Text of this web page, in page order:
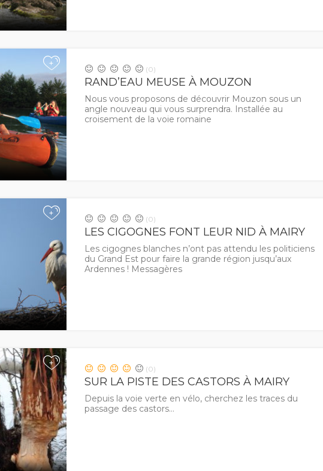
+
(0)
RAND’EAU MEUSE À MOUZON
Nous vous proposons de découvrir Mouzon sous un
angle nouveau qui vous surprendra. Installée au
croisement de la voie romaine
+
(0)
LES CIGOGNES FONT LEUR NID À MAIRY
Les cigognes blanches n’ont pas attendu les politiciens
du Grand Est pour faire la grande région jusqu’aux
Ardennes ! Messagères
+
(0)
SUR LA PISTE DES CASTORS À MAIRY
Depuis la voie verte en vélo, cherchez les traces du
passage des castors…